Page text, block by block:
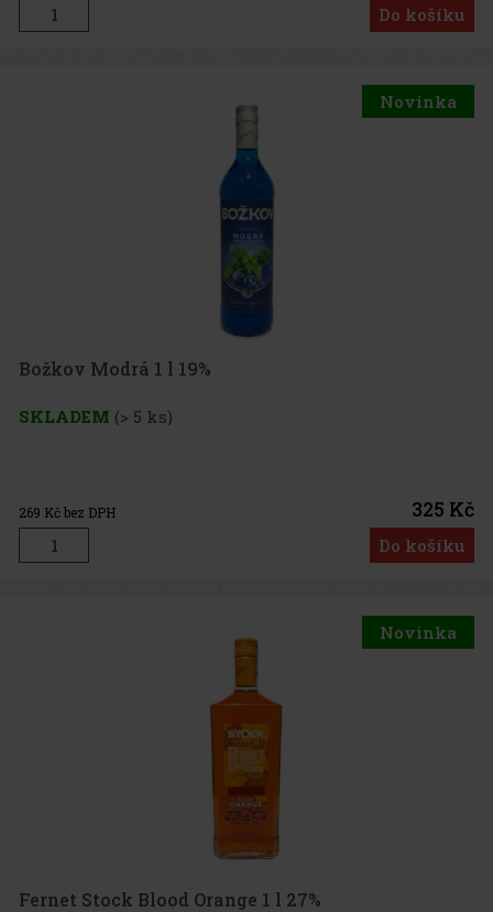
Do košíku
Novinka
Božkov Modrá 1 l 19%
SKLADEM (> 5 ks)
269 Kč bez DPH 325 Kč
Do košíku
Novinka
Fernet Stock Blood Orange 1 l 27%